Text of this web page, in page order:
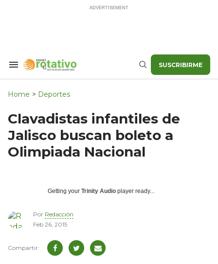
Search
Navigation
Buscar SUSCRIBIRME
Home > Deportes
Clavadistas infantiles de
Jalisco buscan boleto a
Olimpiada Nacional
Getting your Trinity Audio player ready...
Por Redacción
Feb 26, 2015